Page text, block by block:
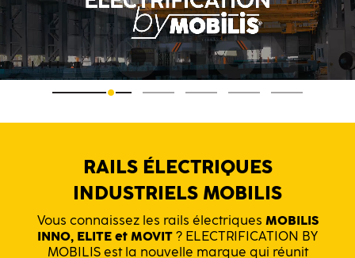
RAILS ÉLECTRIQUES
INDUSTRIELS MOBILIS
Vous connaissez les rails électriques MOBILIS
INNO, ELITE et MOVIT ? ELECTRIFICATION BY
MOBILIS est la nouvelle marque qui réunit